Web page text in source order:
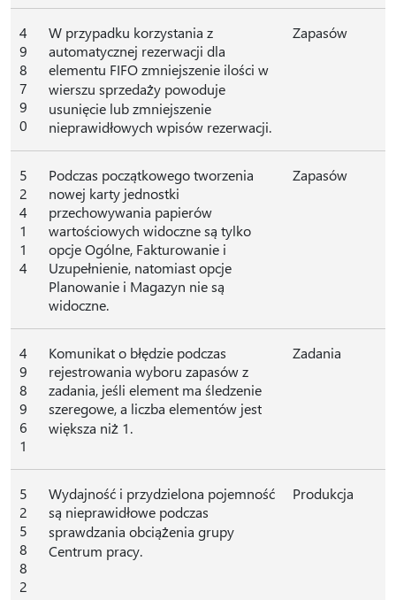
4
9
8
7
9
0
W przypadku korzystania z
automatycznej rezerwacji dla
elementu FIFO zmniejszenie ilości w
wierszu sprzedaży powoduje
usunięcie lub zmniejszenie
nieprawidłowych wpisów rezerwacji.
Zapasów
5
2
4
1
1
4
Podczas początkowego tworzenia
nowej karty jednostki
przechowywania papierów
wartościowych widoczne są tylko
opcje Ogólne, Fakturowanie i
Uzupełnienie, natomiast opcje
Planowanie i Magazyn nie są
widoczne.
Zapasów
4
9
8
9
6
1
Komunikat o błędzie podczas
rejestrowania wyboru zapasów z
zadania, jeśli element ma śledzenie
szeregowe, a liczba elementów jest
większa niż 1.
Zadania
5
2
5
8
8
2
Wydajność i przydzielona pojemność
są nieprawidłowe podczas
sprawdzania obciążenia grupy
Centrum pracy.
Produkcja